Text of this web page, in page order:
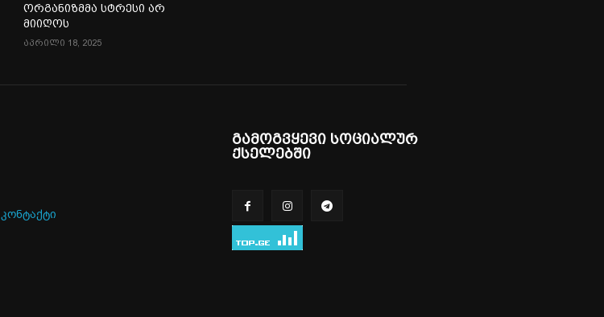
ორგანიზმმა სტრესი არ
მიიღოს
აპრილი 18, 2025
კონტაქტი
გამოგვყევი სოციალურ
ქსელებში